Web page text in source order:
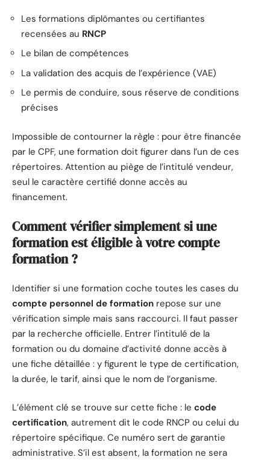
Les formations diplômantes ou certifiantes
recensées au RNCP
Le bilan de compétences
La validation des acquis de l’expérience (VAE)
Le permis de conduire, sous réserve de conditions
précises
Impossible de contourner la règle : pour être financée
par le CPF, une formation doit figurer dans l’un de ces
répertoires. Attention au piège de l’intitulé vendeur,
seul le caractère certifié donne accès au
financement.
Comment vérifier simplement si une
formation est éligible à votre compte
formation ?
Identifier si une formation coche toutes les cases du
compte personnel de formation repose sur une
vérification simple mais sans raccourci. Il faut passer
par la recherche officielle. Entrer l’intitulé de la
formation ou du domaine d’activité donne accès à
une fiche détaillée : y figurent le type de certification,
la durée, le tarif, ainsi que le nom de l’organisme.
L’élément clé se trouve sur cette fiche : le code
certification, autrement dit le code RNCP ou celui du
répertoire spécifique. Ce numéro sert de garantie
administrative. S’il est absent, la formation ne sera